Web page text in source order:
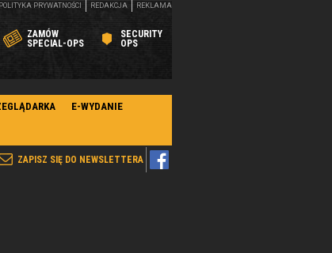
ZAMÓW
SPECIAL-OPS
SECURITY
OPS
POLITYKA PRYWATNOŚCI REDAKCJA REKLAMA
E-WYDANIE
ZAPISZ SIĘ DO NEWSLETTERA